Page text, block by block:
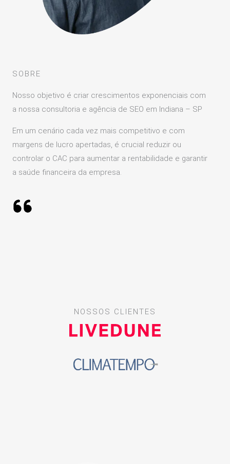
SOBRE
Nosso objetivo é criar crescimentos exponenciais com
a nossa consultoria e agência de SEO em Indiana – SP
Em um cenário cada vez mais competitivo e com
margens de lucro apertadas, é crucial reduzir ou
controlar o CAC para aumentar a rentabilidade e garantir
a saúde financeira da empresa.
NOSSOS CLIENTES